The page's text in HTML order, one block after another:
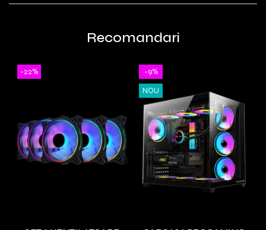
Recomandari
-22%
-9%
NOU